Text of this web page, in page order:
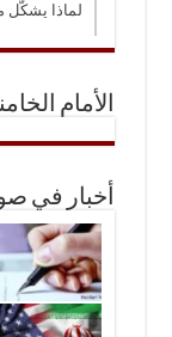
لماذا يشكّل
الأمام
أخبار في